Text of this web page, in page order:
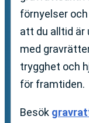
förnyelser
att du alltid är
med
trygghet och
för framtiden.
Besök